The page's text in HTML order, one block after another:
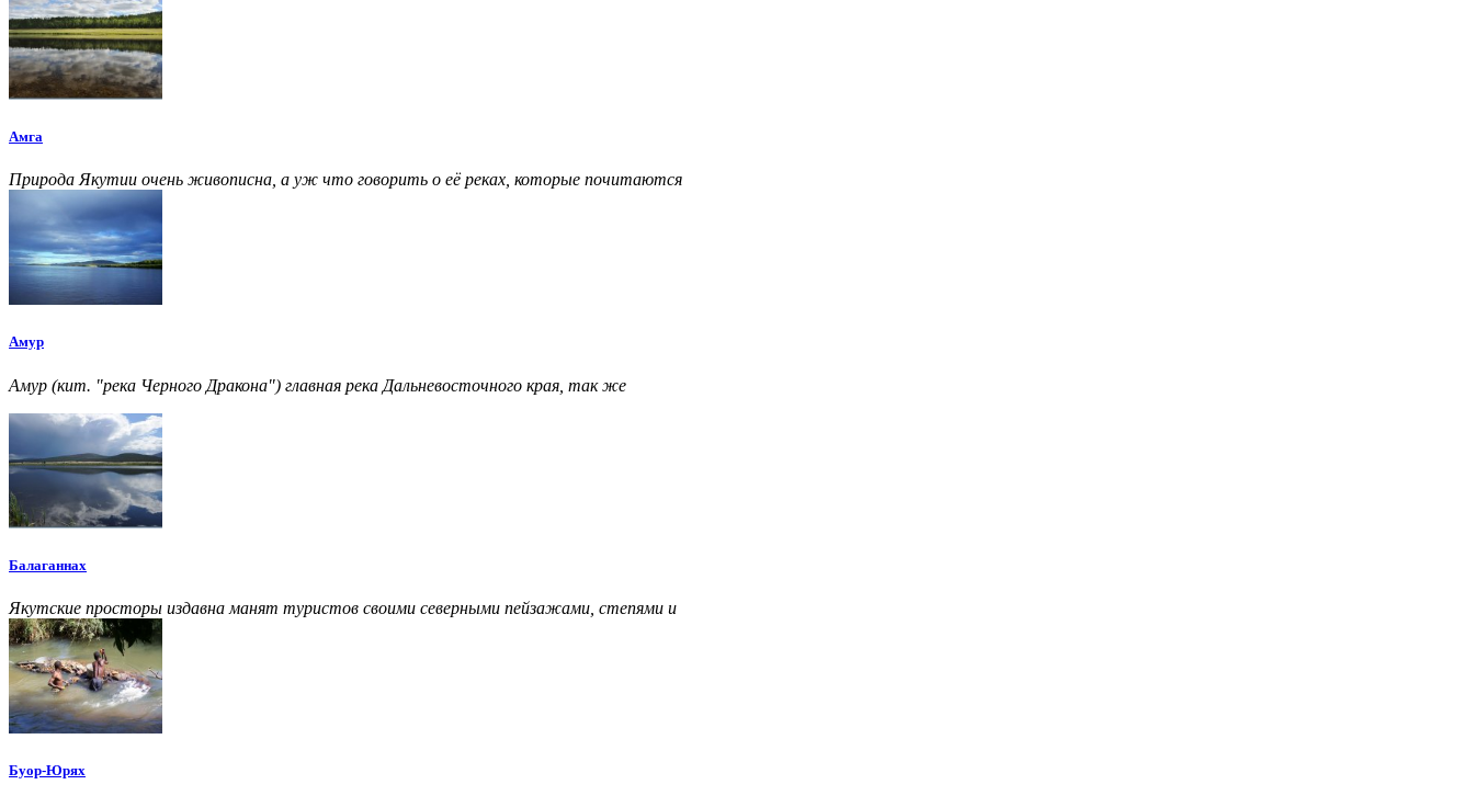
Амга
Природа Якутии очень живописна, а уж что говорить о её реках, которые почитаются
Амур
Амур (кит. "река Черного Дракона") главная река Дальневосточного края, так же
Балаганнах
Якутские просторы издавна манят туристов своими северными пейзажами, степями и
Буор-Юрях